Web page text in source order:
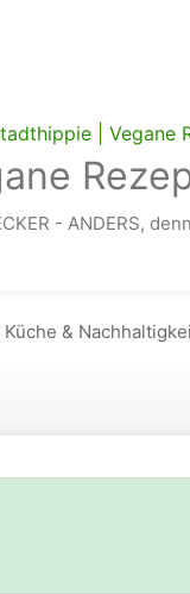
- ANDERS,
&